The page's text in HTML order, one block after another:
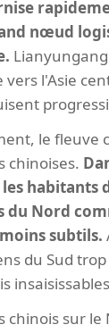
nœud
l'Asie
le fleuve
chinoises.
habitants
du Nord
subtils.
du Sud
chinois sur le